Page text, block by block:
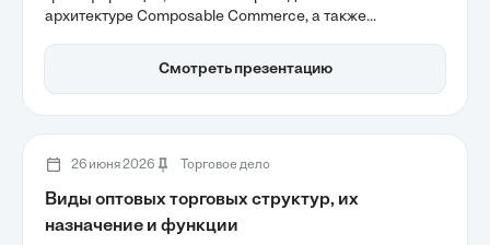
архитектуре Composable Commerce, а также
конверсии и управления логистикой. Особое
внимание уделяется важности использования First-
Смотреть презентацию
26 июня 2026 Торговое дело
Виды оптовых торговых структур, их
назначение и функции